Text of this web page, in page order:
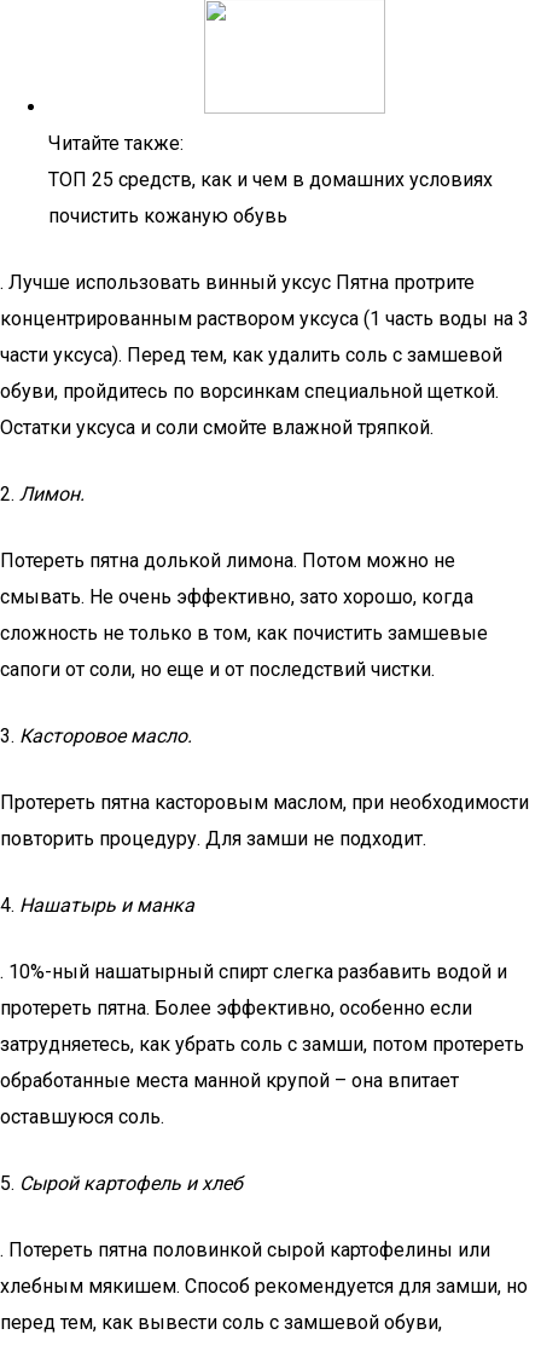
Читайте также:
ТОП 25 средств, как и чем в домашних условиях
почистить кожаную обувь
. Лучше использовать винный уксус Пятна протрите
концентрированным раствором уксуса (1 часть воды на 3
части уксуса). Перед тем, как удалить соль с замшевой
обуви, пройдитесь по ворсинкам специальной щеткой.
Остатки уксуса и соли смойте влажной тряпкой.
2. Лимон.
Потереть пятна долькой лимона. Потом можно не
смывать. Не очень эффективно, зато хорошо, когда
сложность не только в том, как почистить замшевые
сапоги от соли, но еще и от последствий чистки.
3. Касторовое масло.
Протереть пятна касторовым маслом, при необходимости
повторить процедуру. Для замши не подходит.
4. Нашатырь и манка
. 10%-ный нашатырный спирт слегка разбавить водой и
протереть пятна. Более эффективно, особенно если
затрудняетесь, как убрать соль с замши, потом протереть
обработанные места манной крупой – она впитает
оставшуюся соль.
5. Сырой картофель и хлеб
. Потереть пятна половинкой сырой картофелины или
хлебным мякишем. Способ рекомендуется для замши, но
перед тем, как вывести соль с замшевой обуви,